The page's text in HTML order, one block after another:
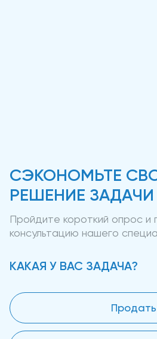
СЭКОНОМЬТЕ
РЕШЕНИЕ ЗАДАЧИ
Пройдите короткий опрос и
консультацию нашего
КАКАЯ У ВАС ЗАДАЧА?
Продать